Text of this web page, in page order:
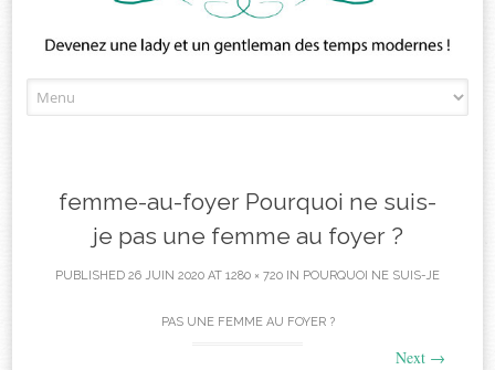
to
femme-au-foyer Pourquoi ne suis-
je pas une femme au foyer ?
PUBLISHED 26 JUIN 2020 AT 1280 × 720 IN POURQUOI NE SUIS-JE
PAS UNE FEMME AU FOYER ?
Next →